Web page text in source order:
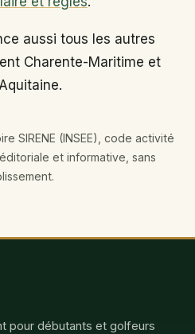
aussi tous les autres
Charente-Maritime et
SIRENE (INSEE), code activité
et informative, sans
pour débutants et golfeurs